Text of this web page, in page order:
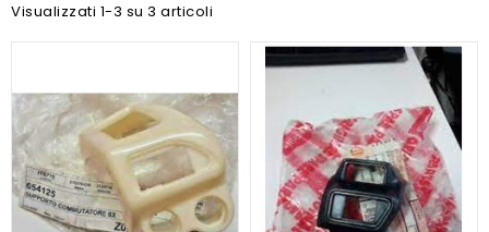
Visualizzati 1-3 su 3 articoli